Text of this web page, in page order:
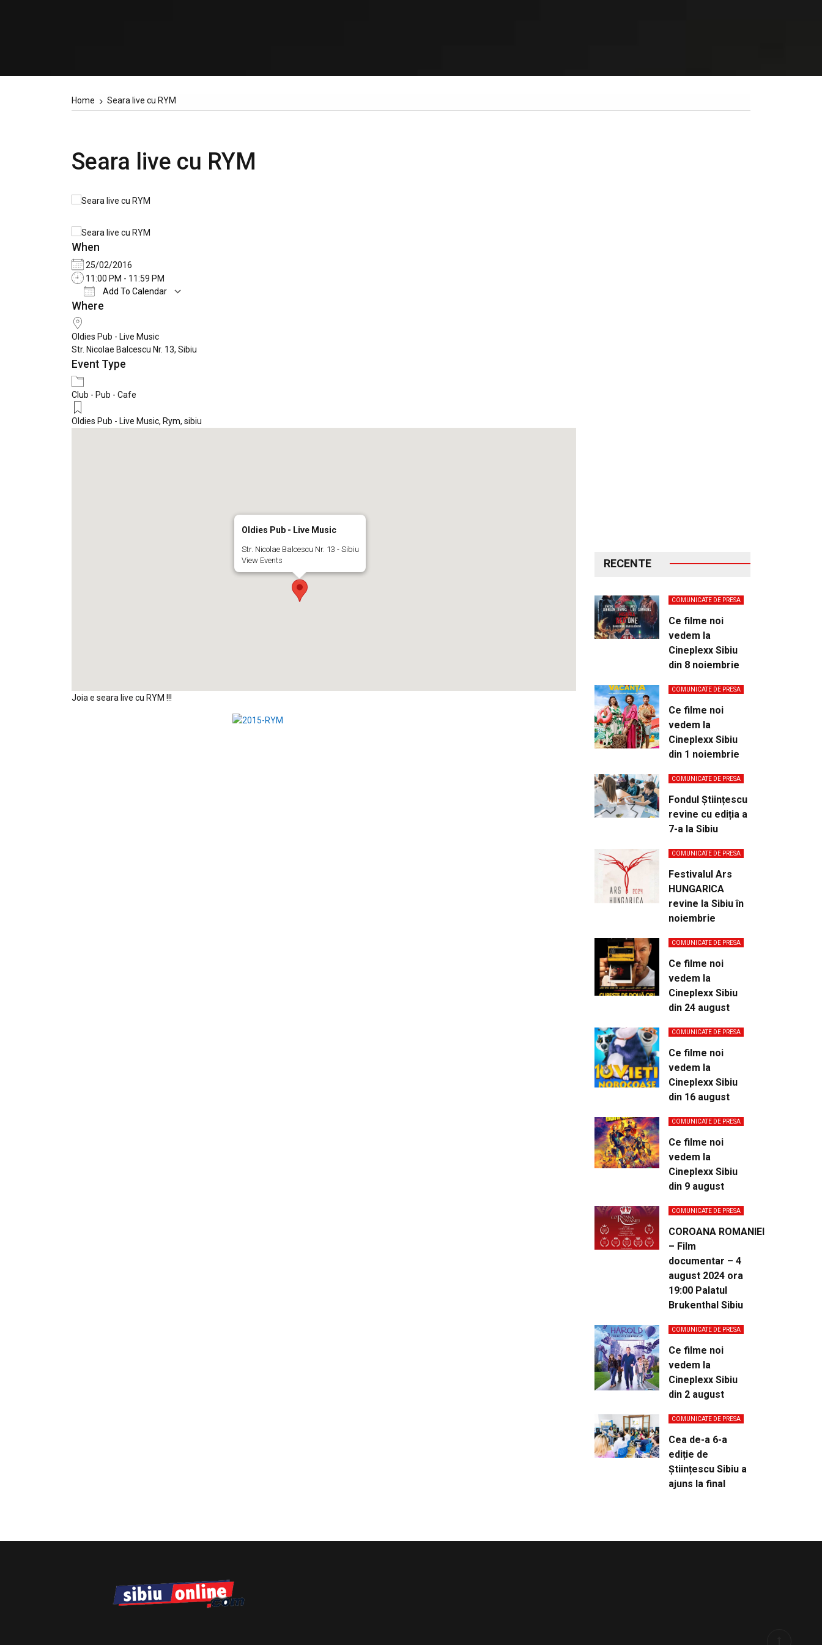
Home Seara live cu RYM
Seara live cu RYM
When
25/02/2016
11:00 PM - 11:59 PM
Add To Calendar
Download ICS
Where
Oldies Pub - Live Music
Str. Nicolae Balcescu Nr. 13, Sibiu
Event Type
Club - Pub - Cafe
Oldies Pub - Live Music, Rym, sibiu
Oldies Pub - Live Music
Str. Nicolae Balcescu Nr. 13 - Sibiu
View Events
Joia e seara live cu RYM !!!
RECENTE
COMUNICATE DE PRESA
Ce filme noi
vedem la
Cineplexx Sibiu
din 8 noiembrie
COMUNICATE DE PRESA
Ce filme noi
vedem la
Cineplexx Sibiu
din 1 noiembrie
COMUNICATE DE PRESA
Fondul Științescu
revine cu ediția a
7-a la Sibiu
COMUNICATE DE PRESA
Festivalul Ars
HUNGARICA
revine la Sibiu în
noiembrie
COMUNICATE DE PRESA
Ce filme noi
vedem la
Cineplexx Sibiu
din 24 august
COMUNICATE DE PRESA
Ce filme noi
vedem la
Cineplexx Sibiu
din 16 august
COMUNICATE DE PRESA
Ce filme noi
vedem la
Cineplexx Sibiu
din 9 august
COMUNICATE DE PRESA
COROANA ROMANIEI
– Film
documentar – 4
august 2024 ora
19:00 Palatul
Brukenthal Sibiu
COMUNICATE DE PRESA
Ce filme noi
vedem la
Cineplexx Sibiu
din 2 august
COMUNICATE DE PRESA
Cea de-a 6-a
ediție de
Științescu Sibiu a
ajuns la final